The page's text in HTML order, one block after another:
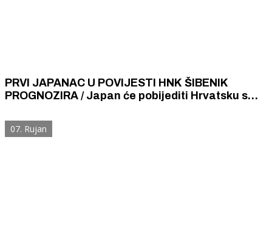
PRVI JAPANAC U POVIJESTI HNK ŠIBENIK
PROGNOZIRA / Japan će pobijediti Hrvatsku s
07. Rujan